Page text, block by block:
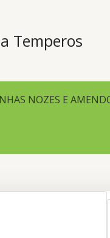
Temperos
NOZES E